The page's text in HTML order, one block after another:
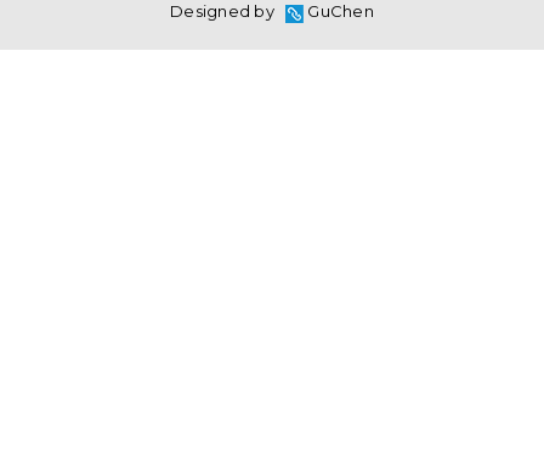
Designed by
GuChen